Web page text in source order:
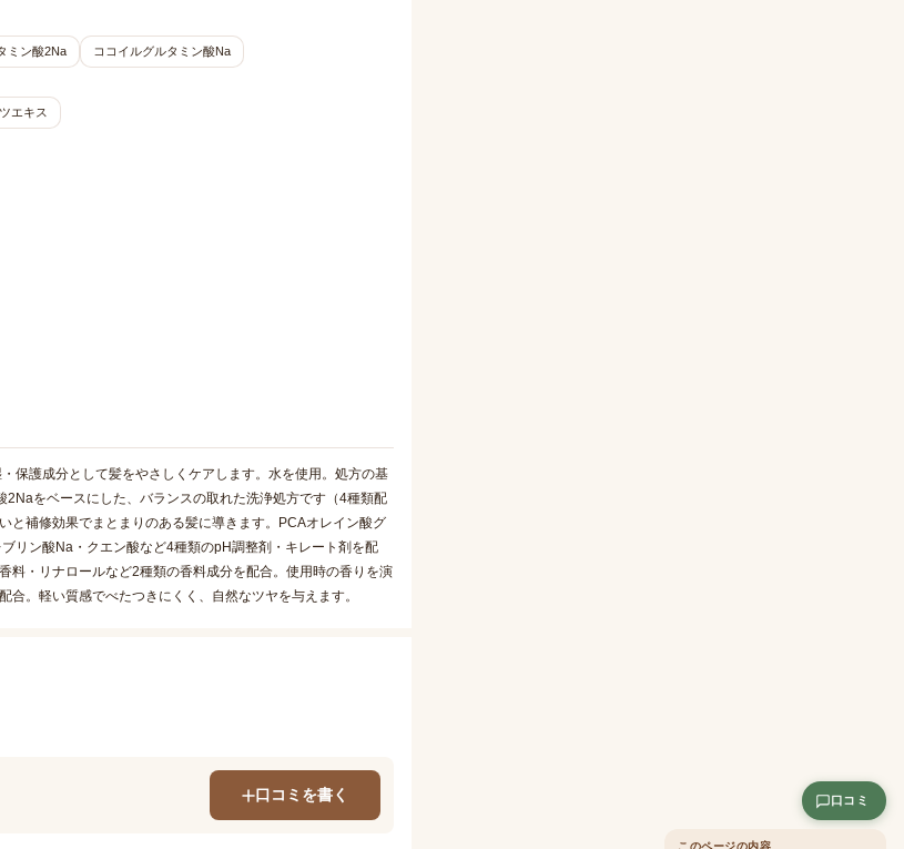
ミン酸2Na
ココイルグルタミン酸Na
エキス
保護成分として髪をやさしくケアします。水を使用。処方の基
をベースにした、バランスの取れた洗浄処方です（4種類配
と補修効果でまとまりのある髪に導きます。PCAオレイン酸グ
リン酸Na・クエン酸など4種類のpH調整剤・キレート剤を配
料・リナロールなど2種類の香料成分を配合。使用時の香りを演
。軽い質感でべたつきにくく、自然なツヤを与えます。
口コミを書く 口コミ
このページの内容